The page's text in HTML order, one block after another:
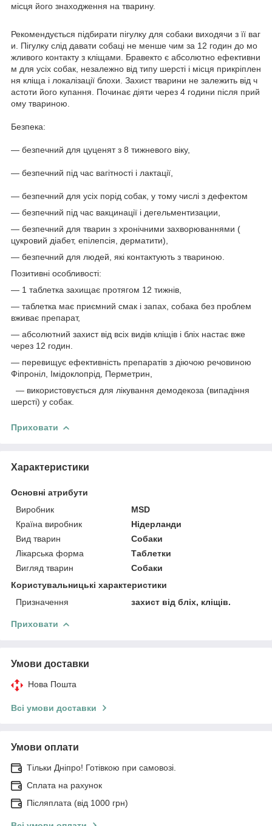
місця його знаходження на тварину.
Рекомендується підбирати пігулку для собаки виходячи з її ваг
и. Пігулку слід давати собаці не менше чим за 12 годин до мо
жливого контакту з кліщами. Бравекто є абсолютно ефективни
м для усіх собак, незалежно від типу шерсті і місця прикріплен
ня кліща і локалізації блохи. Захист тварини не залежить від ч
астоти його купання. Починає діяти через 4 години після прий
ому твариною.
Безпека:
― безпечний для цуценят з 8 тижневого віку,
― безпечний під час вагітності і лактації,
― безпечний для усіх порід собак, у тому числі з дефектом
― безпечний під час вакцинації і дегельментизации,
― безпечний для тварин з хронічними захворюваннями (
цукровий діабет, епілепсія, дерматити),
― безпечний для людей, які контактують з твариною.
Позитивні особливості:
― 1 таблетка захищає протягом 12 тижнів,
― таблетка має приємний смак і запах, собака без проблем
вживає препарат,
― абсолютний захист від всіх видів кліщів і бліх настає вже
через 12 годин.
― перевищує ефективність препаратів з діючою речовиною
Фіпроніл, Імідоклопрід, Перметрин,
― використовується для лікування демодекоза (випадіння
шерсті) у собак.
Приховати
Характеристики
Основні атрибути
Виробник
MSD
Країна виробник
Нідерланди
Вид тварин
Собаки
Лікарська форма
Таблетки
Вигляд тварин
Собаки
Користувальницькі характеристики
Призначення
захист від бліх, кліщів.
Приховати
Умови доставки
Нова Пошта
Всі умови доставки
Умови оплати
Тільки Дніпро! Готівкою при самовозі.
Сплата на рахунок
Післяплата (від 1000 грн)